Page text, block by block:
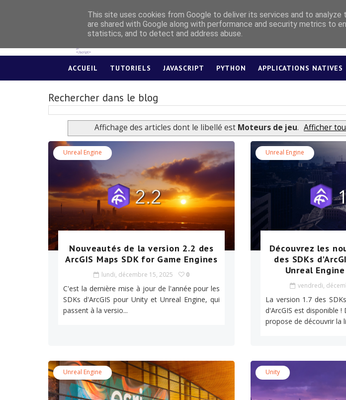
ACCUEIL TUTORIELS JAVASCRIPT PYTHON APPLICATIONS NATIVES
Rechercher dans le blog
Affichage des articles dont le libellé est Moteurs de jeu. Afficher
Unreal Engine
Nouveautés de la version 2.2 des
ArcGIS Maps SDK for Game Engines
lundi, décembre 15, 2025 0
C'est la dernière mise à jour de l'année pour les
SDKs d'ArcGIS pour Unity et Unreal Engine, qui
passent à la versio...
Unreal Engine
Découvrez les
des SDKs
Unreal
vendredi,
La version 1.7 des
d'ArcGIS est disponible
propose de découvrir la
Unreal Engine Unity
This site uses cookies from Google to deliver its services and to analyze
are shared with Google along with performance and security metrics to
statistics, and to detect and address abuse.